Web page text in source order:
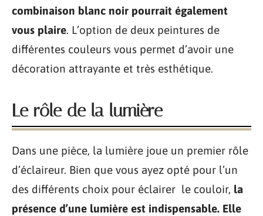
combinaison blanc noir pourrait également
vous plaire. L’option de deux peintures de
différentes couleurs vous permet d’avoir une
décoration attrayante et très esthétique.
Le rôle de la lumière
Dans une pièce, la lumière joue un premier rôle
d’éclaireur. Bien que vous ayez opté pour l’un
des différents choix pour éclairer le couloir, la
présence d’une lumière est indispensable. Elle